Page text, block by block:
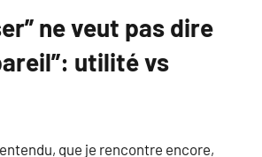
ne veut pas dire
utilité vs
que je rencontre encore,